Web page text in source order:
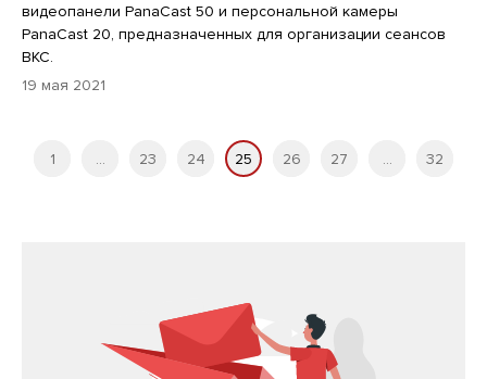
видеопанели PanaCast 50 и персональной камеры
PanaCast 20, предназначенных для организации сеансов
ВКС.
19 мая 2021
1 ... 23 24 25 26 27 ... 32